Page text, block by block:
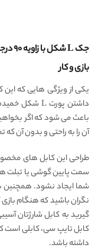
بازی و کار
یکی از ویژگی هایی که این
باعث می شود که اگر
آن را به راحتی و بدون آن
طراحی این کابل های
سمت پایین گوشی یا تبلت
شما ایجاد نشود.
نگران باشید که هنگام
گیرید به کابل شارژتان
کابل تایپ سی، کابلی است
داشته باشد.